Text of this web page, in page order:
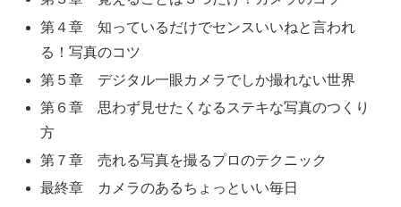
第４章 知っているだけでセンスいいねと言われ
る！写真のコツ
第５章 デジタル一眼カメラでしか撮れない世界
第６章 思わず見せたくなるステキな写真のつくり
方
第７章 売れる写真を撮るプロのテクニック
最終章 カメラのあるちょっといい毎日